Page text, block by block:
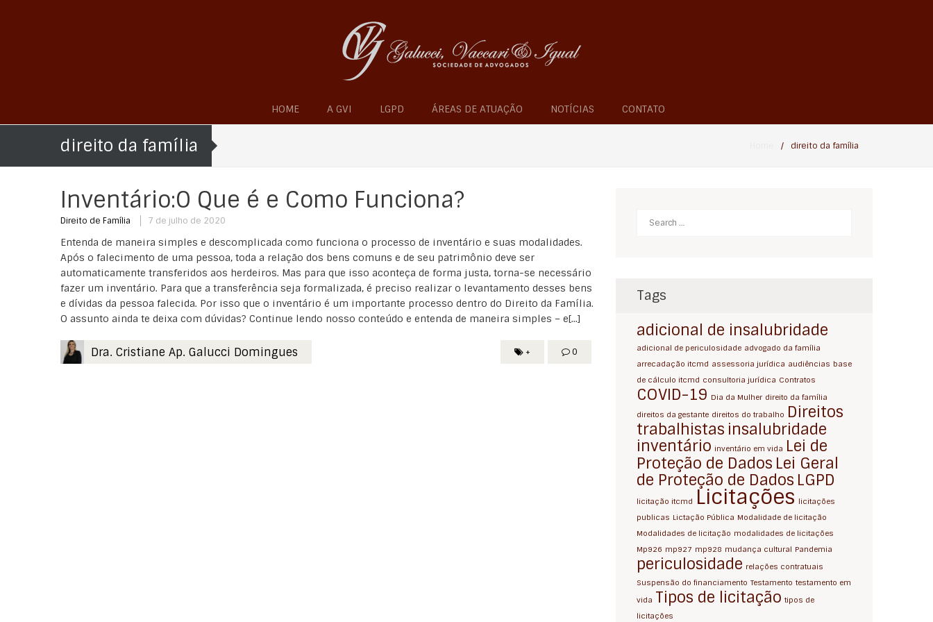
HOME A GVI LGPD ÁREAS DE ATUAÇÃO NOTÍCIAS CONTATO
direito da família / direito da família
Inventário:O Que é e Como Funciona?
Direito de Família 7 de julho de 2020
Entenda de maneira simples e descomplicada como funciona o processo de inventário e suas modalidades.
Após o falecimento de uma pessoa, toda a relação dos bens comuns e de seu patrimônio deve ser
automaticamente transferidos aos herdeiros. Mas para que isso aconteça de forma justa, torna-se necessário
fazer um inventário. Para que a transferência seja formalizada, é preciso realizar o levantamento desses bens
e dívidas da pessoa falecida. Por isso que o inventário é um importante processo dentro do Direito da Família.
O assunto ainda te deixa com dúvidas? Continue lendo nosso conteúdo e entenda de maneira simples – e[...]
0
+
Dra. Cristiane Ap. Galucci Domingues
Search
Tags
adicional de insalubridade
adicional de periculosidade advogado da família
arrecadação itcmd assessoria jurídica audiências base
de cálculo itcmd consultoria jurídica Contratos
COVID-19 Dia da Mulher direito da família
direitos da gestante direitos do trabalho Direitos
trabalhistas insalubridade
inventário inventário em vida Lei de
Proteção de Dados Lei Geral
de Proteção de Dados LGPD
licitação itcmd Licitações licitações
publicas Lictação Pública Modalidade de licitação
Modalidades de licitação modalidades de licitações
Mp926 mp927 mp928 mudança cultural Pandemia
periculosidade relações contratuais
Suspensão do financiamento Testamento testamento em
vida Tipos de licitação tipos de
licitações